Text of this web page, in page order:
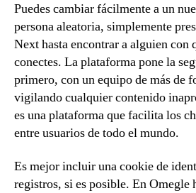
Puedes cambiar fácilmente a un
persona aleatoria, simplemente
Next hasta encontrar a alguien con
conectes. La plataforma pone la
primero, con un equipo de más de
vigilando cualquier contenido
es una plataforma que facilita los
entre usuarios de todo el mundo.
Es mejor incluir una cookie de
registros, si es posible. En Omegle